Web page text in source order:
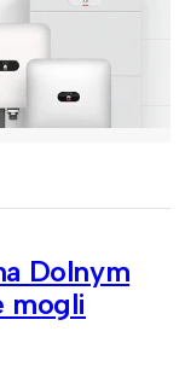
Dolnym
mogli